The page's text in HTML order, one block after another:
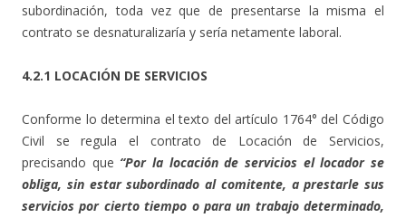
subordinación, toda vez que de presentarse la misma el
contrato se desnaturalizaría y sería netamente laboral.
4.2.1 LOCACIÓN DE SERVICIOS
Conforme lo determina el texto del artículo 1764° del Código
Civil se regula el contrato de Locación de Servicios,
precisando que “Por la locación de servicios el locador se
obliga, sin estar subordinado al comitente, a prestarle sus
servicios por cierto tiempo o para un trabajo determinado,